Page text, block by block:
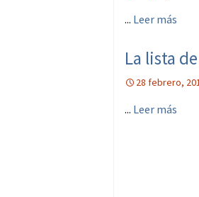
... Leer más
La lista
28 febrero,
... Leer más